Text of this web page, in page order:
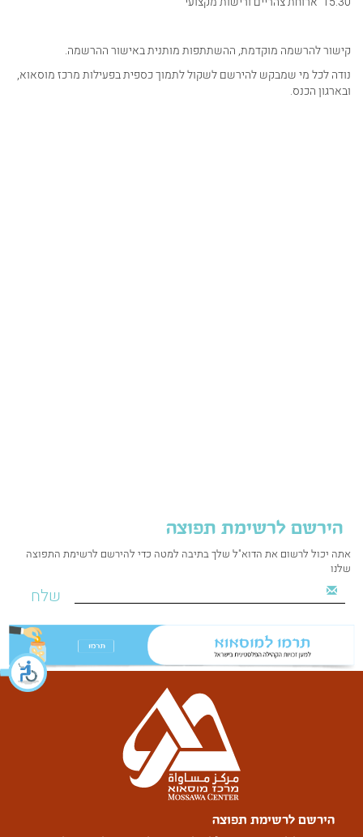
קישור להרשמה מוקדמת, ההשתתפות מותנית באישור ההרשמה.
נודה לכל מי שמבקש להירשם לשקול לתמוך כספית בפעילות מרכז מוסאוא,
ובארגון הכנס.
הירשם לרשימת תפוצה
אתה יכול לרשום את הדוא"ל שלך בתיבה למטה כדי להירשם לרשימת התפוצה
שלנו
שלח
הירשם לרשימת תפוצה